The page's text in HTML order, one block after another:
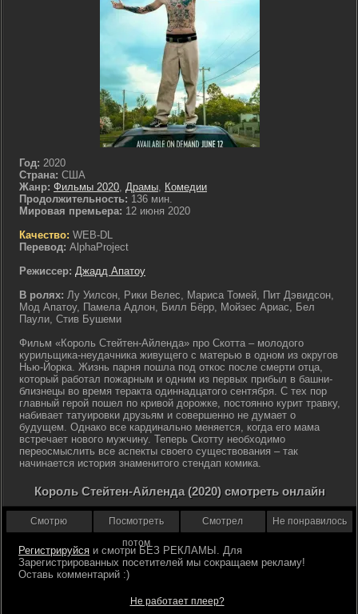
Год: 2020
Страна: США
Жанр: Фильмы 2020, Драмы, Комедии
Продолжительность: 136 мин.
Мировая премьера: 12 июня 2020
Качество: WEB-DL
Перевод: AlphaProject
Режиссер: Джадд Апатоу
В ролях: Лу Уилсон, Рики Велес, Мариса Томей, Пит Дэвидсон,
Мод Апатоу, Памела Адлон, Билл Бёрр, Мойзес Ариас, Бел
Паули, Стив Бушеми
Фильм «Король Стейтен-Айленда» про Скотта – молодого
курильщика-неудачника живущего с матерью в одном из округов
Нью-Йорка. Жизнь парня пошла под откос после смерти отца,
который работал пожарным и одним из первых прибыл в башни-
близнецы во время теракта одиннадцатого сентября. С тех пор
главный герой пошел по кривой дорожке, постоянно курит травку,
набивает татуировки друзьям и совершенно не думает о
будущем. Однако все кардинально меняется, когда его мама
встречает нового мужчину. Теперь Скотту необходимо
переосмыслить все аспекты своего существования – так
начинается история знаменитого стендап комика.
Король Стейтен-Айленда (2020) смотреть онлайн
Смотрю
Посмотреть
потом
Смотрел Не понравилось
Регистрируйся
Не работает плеер?